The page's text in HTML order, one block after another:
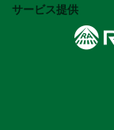
サービス提供